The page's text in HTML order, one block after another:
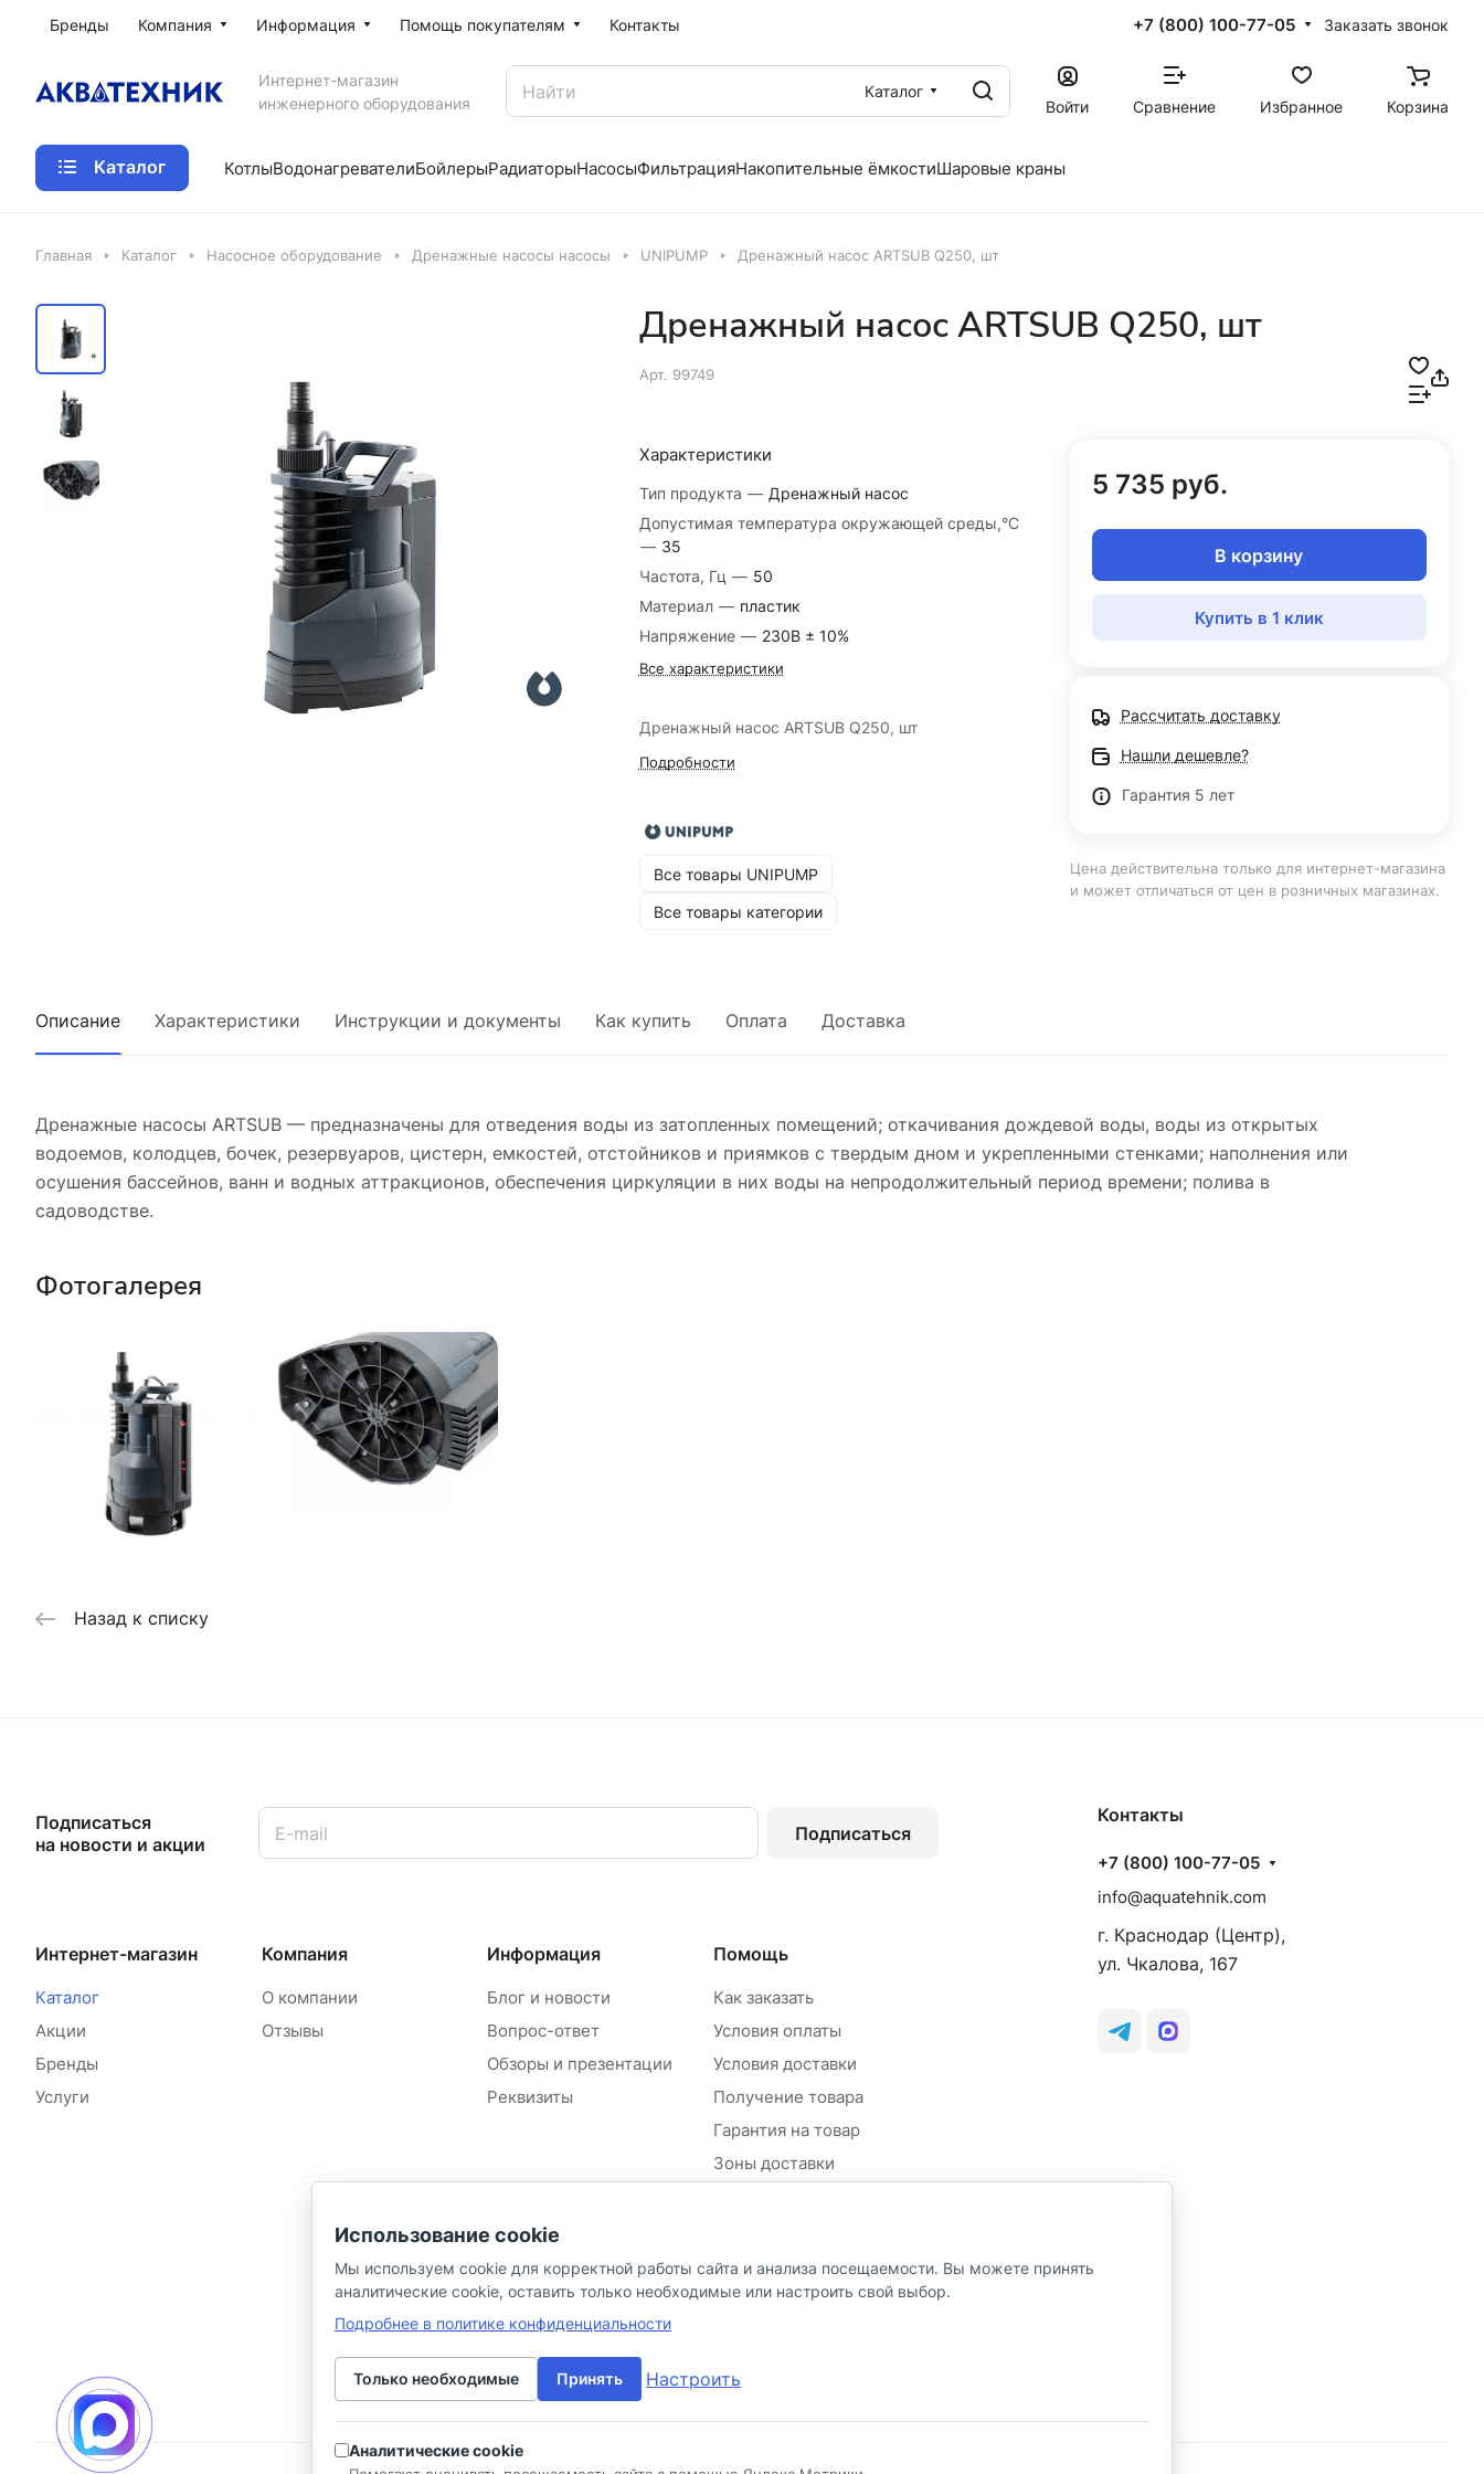
Бренды Компания Информация Помощь покупателям Контакты +7 (800) 100-77-05 Заказать звонок
Интернет-магазин
инженерного оборудования
Каталог
Войти
Сравнение Избранное Корзина
Каталог КотлыВодонагревателиБойлерыРадиаторыНасосыФильтрацияНакопительные ёмкостиШаровые краны
Главная Каталог Насосное оборудование Дренажные насосы насосы UNIPUMP Дренажный насос ARTSUB Q250, шт
Дренажный насос ARTSUB Q250, шт
Арт. 99749
Характеристики
Тип продукта — Дренажный насос
Допустимая температура окружающей среды,°С
— 35
Частота, Гц — 50
Материал — пластик
Напряжение — 230В ± 10%
Все характеристики
Дренажный насос ARTSUB Q250, шт
Подробности
Все товары UNIPUMP
Все товары категории
5 735 руб.
В корзину
Купить в 1 клик
Рассчитать доставку
Нашли дешевле?
Гарантия 5 лет
Цена действительна только для интернет-магазина
и может отличаться от цен в розничных магазинах.
Описание Характеристики Инструкции и документы Как купить Оплата Доставка
Дренажные насосы ARTSUB — предназначены для отведения воды из затопленных помещений; откачивания дождевой воды, воды из открытых
водоемов, колодцев, бочек, резервуаров, цистерн, емкостей, отстойников и приямков с твердым дном и укрепленными стенками; наполнения или
осушения бассейнов, ванн и водных аттракционов, обеспечения циркуляции в них воды на непродолжительный период времени; полива в
садоводстве.
Фотогалерея
Назад к списку
Подписаться
на новости и акции
Подписаться
Интернет-магазин
Каталог
Акции
Бренды
Услуги
Компания
О компании
Отзывы
Информация
Блог и новости
Вопрос-ответ
Обзоры и презентации
Реквизиты
Помощь
Как заказать
Условия оплаты
Условия доставки
Получение товара
Гарантия на товар
Зоны доставки
Согласие на обработку
персональных данных
Контакты
+7 (800) 100-77-05
info@aquatehnik.com
г. Краснодар (Центр),
ул. Чкалова, 167
Использование cookie
Мы используем cookie для корректной работы сайта и анализа посещаемости. Вы можете принять
аналитические cookie, оставить только необходимые или настроить свой выбор.
Подробнее в политике конфиденциальности
Только необходимые Принять Настроить
Аналитические cookie